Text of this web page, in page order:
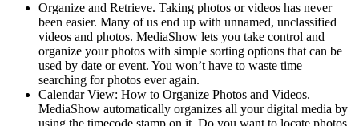
Organize and Retrieve. Taking photos or videos has never
been easier. Many of us end up with unnamed, unclassified
videos and photos. MediaShow lets you take control and
organize your photos with simple sorting options that can be
used by date or event. You won’t have to waste time
searching for photos ever again.
Calendar View: How to Organize Photos and Videos.
MediaShow automatically organizes all your digital media by